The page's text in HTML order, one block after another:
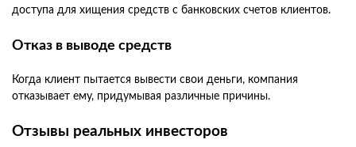
доступа для хищения средств с банковских счетов клиентов.
Отказ в выводе средств
Когда клиент пытается вывести свои деньги, компания
отказывает ему, придумывая различные причины.
Отзывы реальных инвесторов